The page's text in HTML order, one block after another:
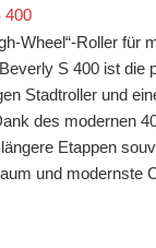
400
Wheel“-Roller für
S 400 ist die
Stadtroller und
des modernen
Etappen
und modernste